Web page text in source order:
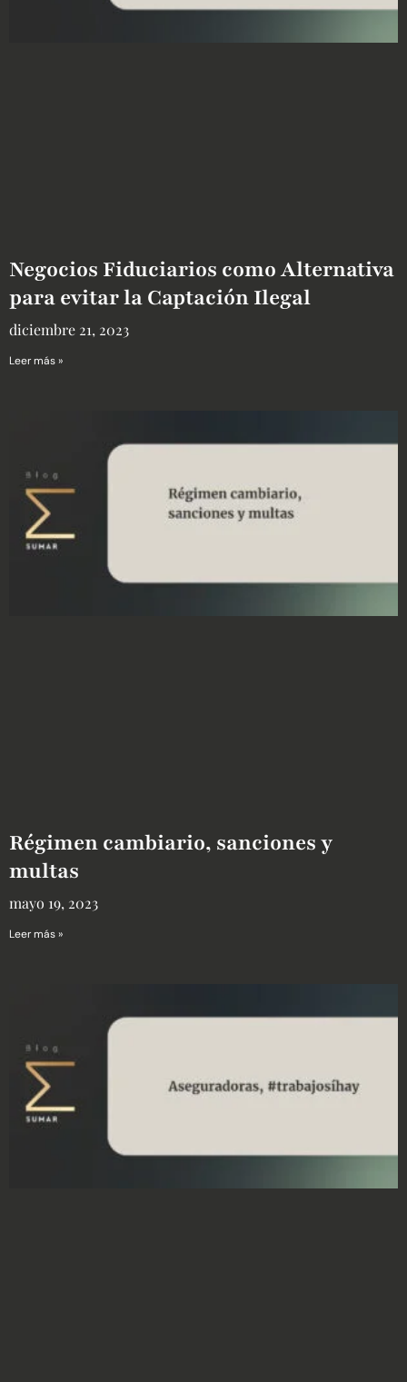
Negocios Fiduciarios como Alternativa
para evitar la Captación Ilegal
diciembre 21, 2023
Leer más »
Régimen cambiario, sanciones y
multas
mayo 19, 2023
Leer más »